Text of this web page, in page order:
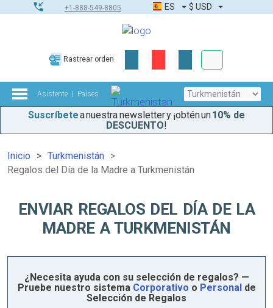
+1-888-549-8805 ES $ USD
Rastrear orden
Asistente Países
Suscríbetea nuestra newsletter y ¡obtén un10% de
DESCUENTO!
Inicio
Turkmenistán
Regalos del Día de la Madre a Turkmenistán
ENVIAR REGALOS DEL DÍA DE LA
MADRE A TURKMENISTÁN
¿Necesita ayuda con su selección de regalos? —
Pruebe nuestro sistema Corporativo o Personalde
Selección de Regalos